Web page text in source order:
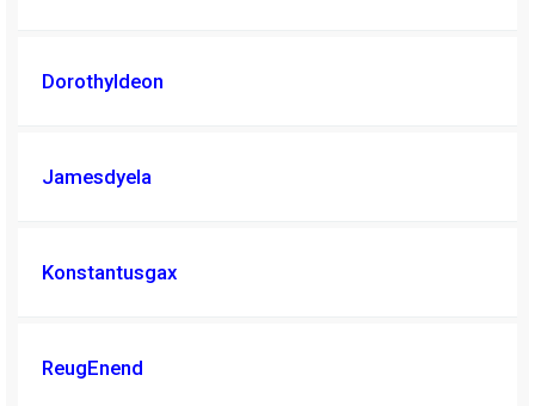
DorothyIdeon
Jamesdyela
Konstantusgax
ReugEnend